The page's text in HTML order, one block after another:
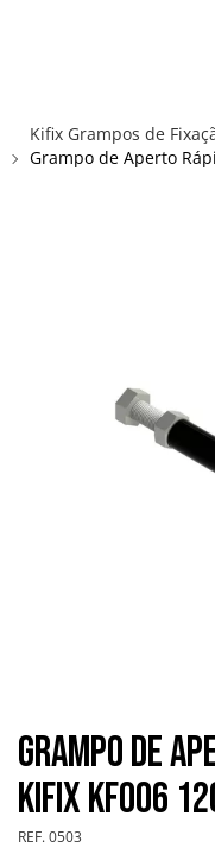
FUSOS RÁPIDOS
GRAMPOS HORIZONTAIS
GRAMPOS
GRAMPOS VERTICAIS
OUTROS
Kifix Grampos de
Grampo de Aperto
Grampo de
KIFIX KF006
REF.0503